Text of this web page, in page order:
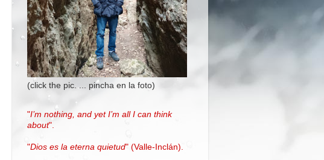
(click the pic. ... pincha en la foto)
"I’m nothing, and yet I’m all I can think
about".
"Dios es la eterna quietud" (Valle-Inclán)